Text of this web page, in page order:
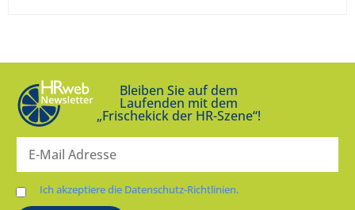
Bleiben Sie auf dem
Laufenden mit dem
„Frischekick der HR-Szene“!
Ich akzeptiere die Datenschutz-Richtlinien.